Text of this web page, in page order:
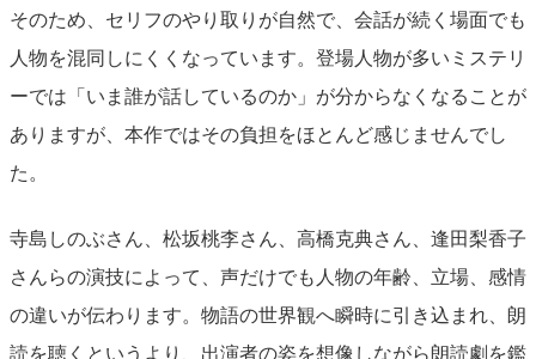
そのため、セリフのやり取りが自然で、会話が続く場面でも
人物を混同しにくくなっています。登場人物が多いミステリ
ーでは「いま誰が話しているのか」が分からなくなることが
ありますが、本作ではその負担をほとんど感じませんでし
た。
寺島しのぶさん、松坂桃李さん、高橋克典さん、逢田梨香子
さんらの演技によって、声だけでも人物の年齢、立場、感情
の違いが伝わります。物語の世界観へ瞬時に引き込まれ、朗
読を聴くというより、出演者の姿を想像しながら朗読劇を鑑